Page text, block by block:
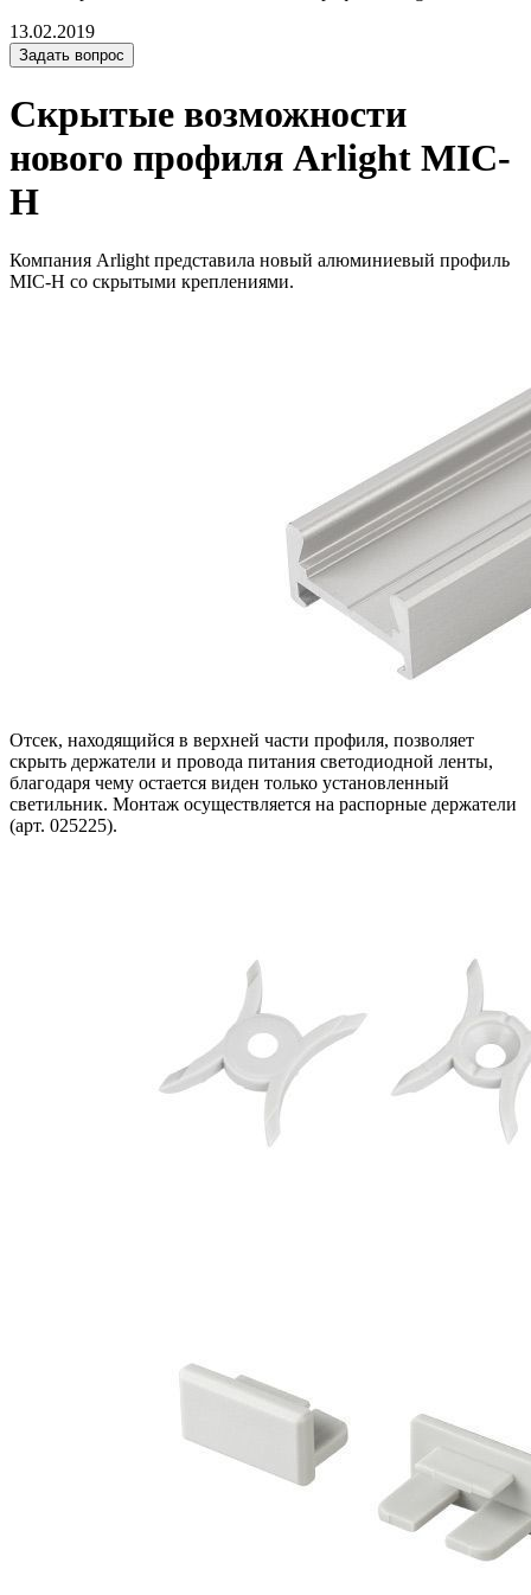
13.02.2019
Задать вопрос
Скрытые возможности
нового профиля Arlight MIC-
H
Компания Arlight представила новый алюминиевый профиль
MIC-H со скрытыми креплениями.
Отсек, находящийся в верхней части профиля, позволяет
скрыть держатели и провода питания светодиодной ленты,
благодаря чему остается виден только установленный
светильник. Монтаж осуществляется на распорные держатели
(арт. 025225).